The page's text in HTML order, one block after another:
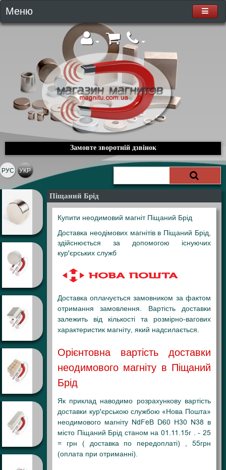
Меню
Замовте зворотній дзвінок
РУС УКР
Піщаний Брід
Купити неодимовий магніт Піщаний Брід
Доставка неодімових магнітів в Піщаний Брід,
здійснюється за допомогою існуючих
кур'єрських служб
Доставка оплачується замовником за фактом
отримання замовлення. Вартість доставки
залежить від кількості та розмірно-вагових
характеристик магніту, який надсилається.
Орієнтовна вартість доставки
неодимового магніту в Піщаний
Брід
Як приклад наводимо розрахункову вартість
доставки кур'єрською службою «Нова Пошта»
неодимового магніту NdFeB D60 H30 N38 в
місто Піщаний Брід станом на 01.11.15г . - 25
= грн ( доставка по передоплаті) , 55грн
(оплата при отриманні).